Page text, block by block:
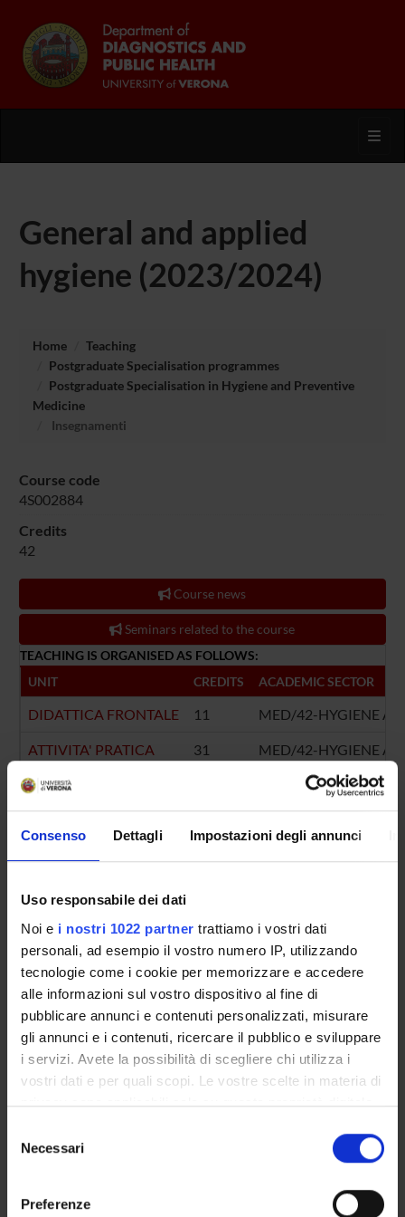
Consenso Dettagli Impostazioni degli annunci
Uso responsabile dei dati
Noi e i nostri 1022 partner trattiamo i vostri dati
personali, ad esempio il vostro numero IP, utilizzando
tecnologie come i cookie per memorizzare e accedere
alle informazioni sul vostro dispositivo al fine di
pubblicare annunci e contenuti personalizzati, misurare
gli annunci e i contenuti, ricercare il pubblico e sviluppare
i servizi. Avete la possibilità di scegliere chi utilizza i
vostri dati e per quali scopi. Le vostre scelte in materia di
privacy sono applicabili solo su questa proprietà digitale
modificare o revocare il proprio consenso in qualsiasi
momento dalla Dichiarazione sui cookie o facendo clic
delNecessari
Preferenze
General and applied
hygiene (2023/2024)
Home
Teaching
Postgraduate Specialisation programmes
Postgraduate Specialisation in Hygiene and Preventive
Medicine
Insegnamenti
Course code
4S002884
Credits
42
Course news
Seminars related to the course
TEACHING IS ORGANISED AS FOLLOWS:
UNIT
CREDITS ACADEMIC SECTOR
DIDATTICA FRONTALE 11 MED/42-HYGIENE
ATTIVITA' PRATICA 31 MED/42-HYGIENE
Degree Programme
Courses
Notices
Governing bodies
Rete formativa
COURSES
TRAINING